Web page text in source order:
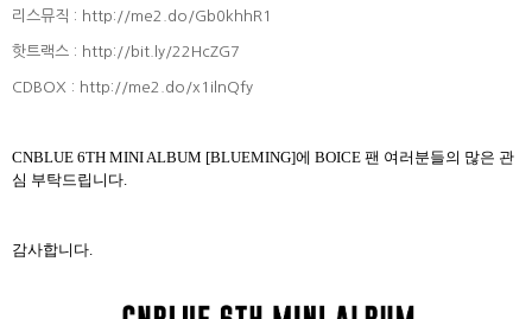
리스뮤직 : http://me2.do/Gb0khhR1
핫트랙스 : http://bit.ly/22HcZG7
CDBOX : http://me2.do/x1ilnQfy
CNBLUE 6TH MINI ALBUM [BLUEMING]에 BOICE 팬 여러분들의 많은 관
심 부탁드립니다
감사합니다.